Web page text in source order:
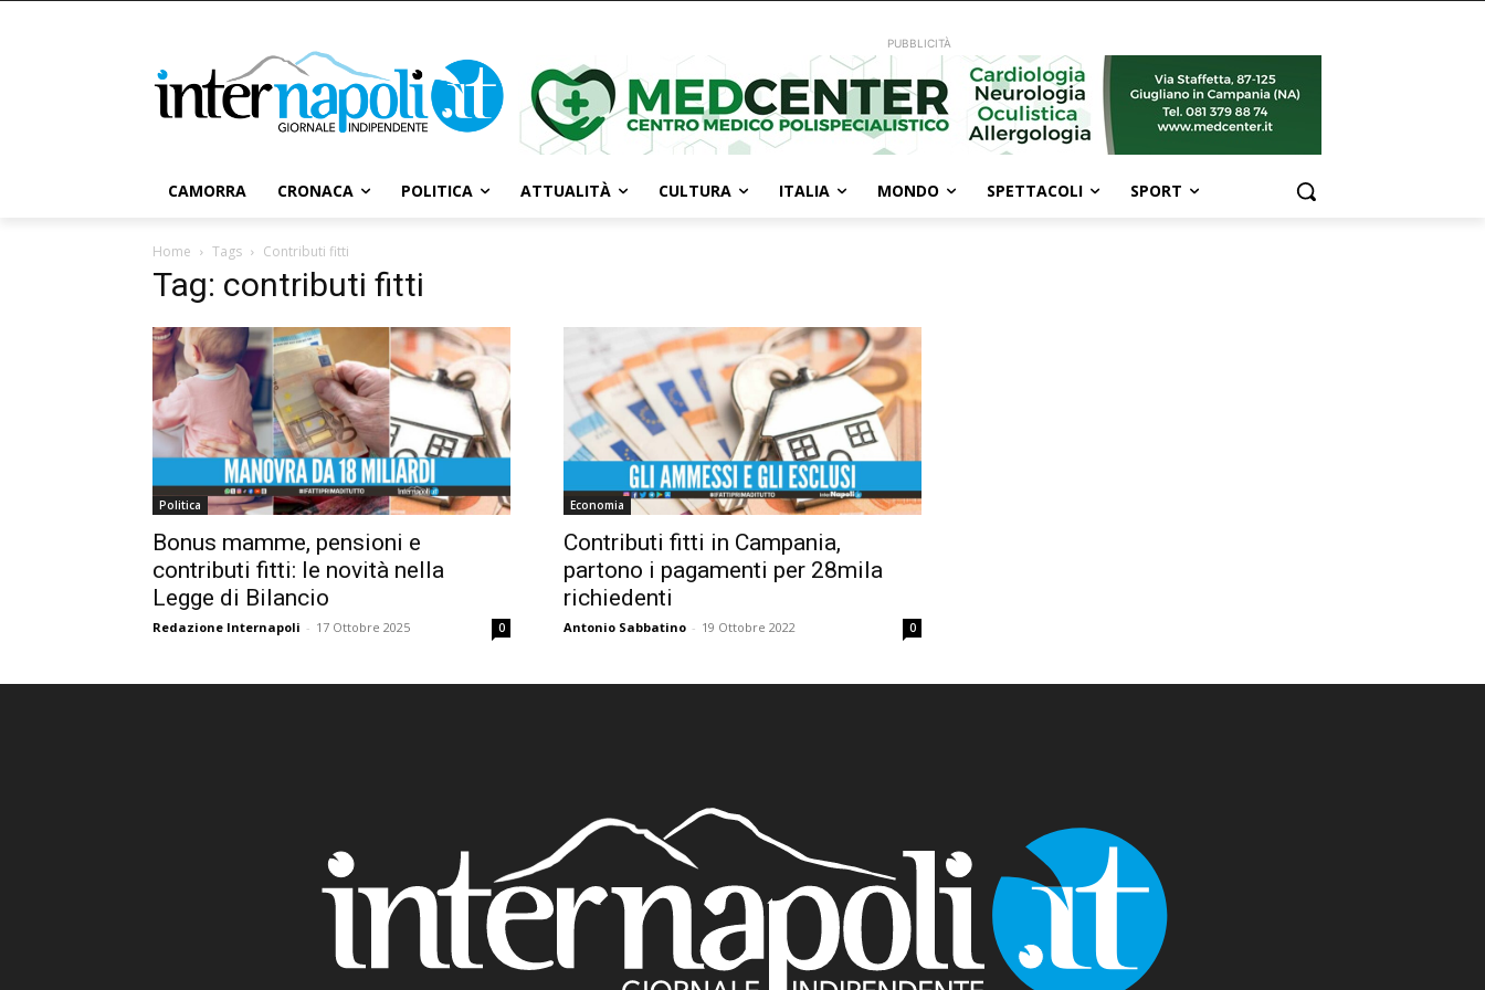
PUBBLICITÀ
CAMORRA CRONACA POLITICA ATTUALITÀ CULTURA ITALIA MONDO SPETTACOLI SPORT
Home Tags Contributi fitti
Tag: contributi fitti
Politica
Bonus mamme, pensioni e
contributi fitti: le novità nella
Legge di Bilancio
Redazione Internapoli - 17 Ottobre 2025 0
Economia
Contributi fitti in Campania,
partono i pagamenti per 28mila
richiedenti
Antonio Sabbatino - 19 Ottobre 2022 0